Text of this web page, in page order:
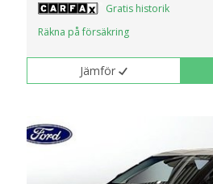
Gratis historik
Räkna på försäkring
Jämför